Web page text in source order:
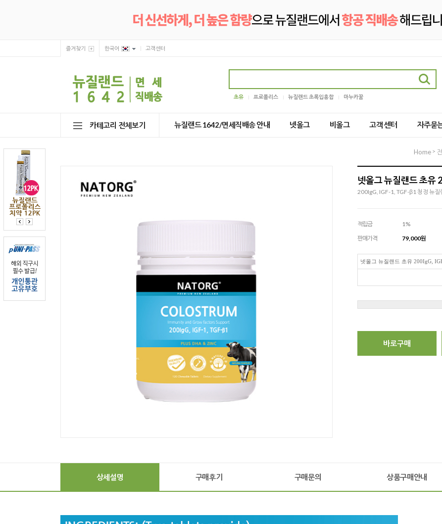
즐겨찾기 한국어 고객센터
초유 프로폴리스 뉴질랜드 초록입홍합 마누카꿀
카테고리 전체보기 뉴질랜드 1642/면세직배송 안내 넷올그 비올그 고객 센터 자주묻
Home >
넷올그 뉴질랜드 초유
200IgG, IGF-1, TGF-β1 청정 뉴질
적립금
1%
판매가격
79,000원
넷올그 뉴질랜드 초유 200IgG,
바로구매
상세설명 구매후기 구매문의 상품구매안내